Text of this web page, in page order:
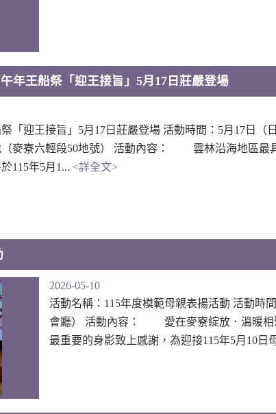
年王船祭「迎王接旨」5月17日莊嚴登場
「迎王接旨」5月17日莊嚴登場 活動時間：5月17日（
（麥寮六輕段50地號） 活動內容： 雲林沿海地區最
115年5月1... <詳全文>
2026-05-10
活動名稱：115年度模範母親表揚活動 活動時
會廳） 活動內容： 愛在麥寮綻放．溫暖
最重要的身影致上感謝，為迎接115年5月10日